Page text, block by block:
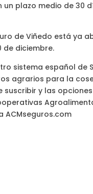
un plazo medio de 30
de Viñedo está ya
de diciembre.
sistema español de
agrarios para la
y las
ACMseguros.com